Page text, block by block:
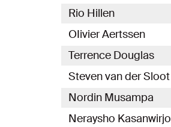
Rio Hillen
OIivier Aertssen
Terrence Douglas
Steven van der Sloot
Nordin Musampa
Neraysho Kasanwirjo